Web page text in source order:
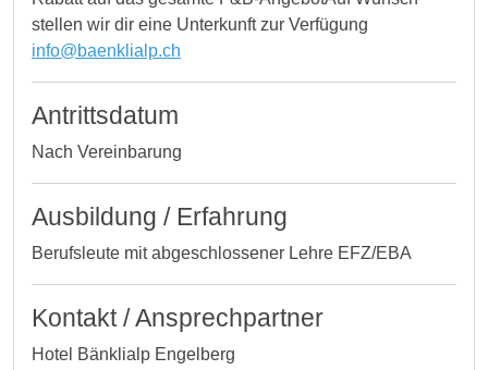
stellen wir dir eine Unterkunft zur Verfügung
info@baenklialp.ch
Antrittsdatum
Nach Vereinbarung
Ausbildung / Erfahrung
Berufsleute mit abgeschlossener Lehre EFZ/EBA
Kontakt / Ansprechpartner
Hotel Bänklialp Engelberg